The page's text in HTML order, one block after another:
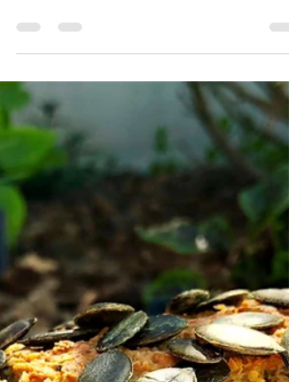
Verführerisch süß
Tripcake - sovüguad - sovüschen!
In meiner Familie ist ein Stück Schwarzwälder-Kirsch-
immer sehr begehrt, nach wie vor... Ein flaumiger Biskuit-
Kakao-Boden, etwas...